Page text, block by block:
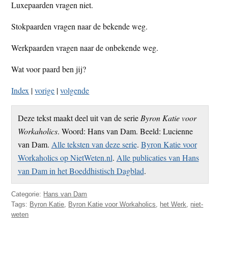
Luxepaarden vragen niet.
Stokpaarden vragen naar de bekende weg.
Werkpaarden vragen naar de onbekende weg.
Wat voor paard ben jij?
Index |vorige |volgende
Deze tekst maakt deel uit van de serie Byron Katie voor
Workaholics. Woord: Hans van Dam. Beeld: Lucienne
van Dam. Alle teksten van deze serie. Byron Katie voor
Workaholics op NietWeten.nl. Alle publicaties van Hans
van Dam in het Boeddhistisch Dagblad.
Categorie: Hans van Dam
Tags: Byron Katie, Byron Katie voor Workaholics, het Werk, niet-
weten